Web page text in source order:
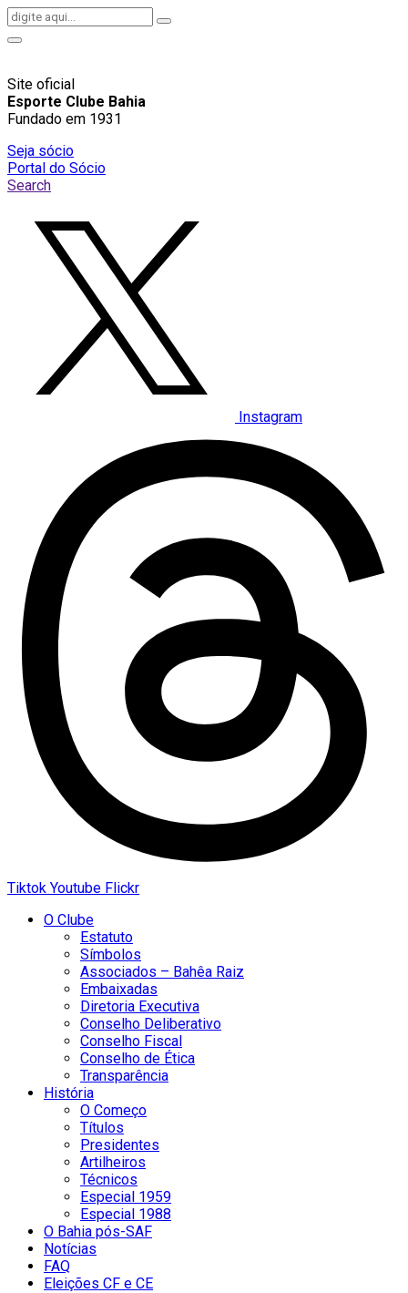
Site oficial
Esporte Clube Bahia
Fundado em 1931
Seja sócio
Portal do Sócio
Search
Instagram
Tiktok Youtube Flickr
O Clube
Estatuto
Símbolos
Associados – Bahêa Raiz
Embaixadas
Diretoria Executiva
Conselho Deliberativo
Conselho Fiscal
Conselho de Ética
Transparência
História
O Começo
Títulos
Presidentes
Artilheiros
Técnicos
Especial 1959
Especial 1988
O Bahia pós-SAF
Notícias
FAQ
Eleições CF e CE